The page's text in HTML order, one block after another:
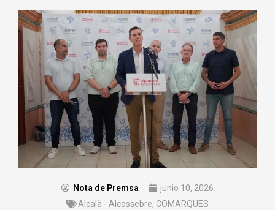
Nota de Premsa
junio 10, 2026
Alcalà - Alcossebre, COMARQUES